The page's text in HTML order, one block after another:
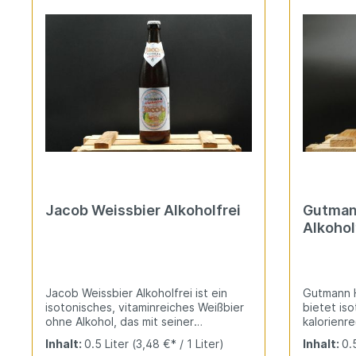
Jacob Weissbier Alkoholfrei
Jacob Weissbier Alkoholfrei ist ein
isotonisches, vitaminreiches Weißbier
ohne Alkohol, das mit seiner
Geschmack überzeugt. Die feinen
Inhalt: 0.5 Liter (3,48 €* / 1 Liter)
Gutmann
bietet
Inhalt: